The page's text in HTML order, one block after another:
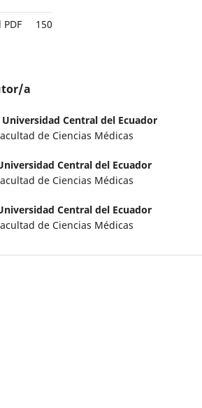
150
a
Universidad Central del Ecuador
de Ciencias Médicas
Central del Ecuador
de Ciencias Médicas
Central del Ecuador
de Ciencias Médicas